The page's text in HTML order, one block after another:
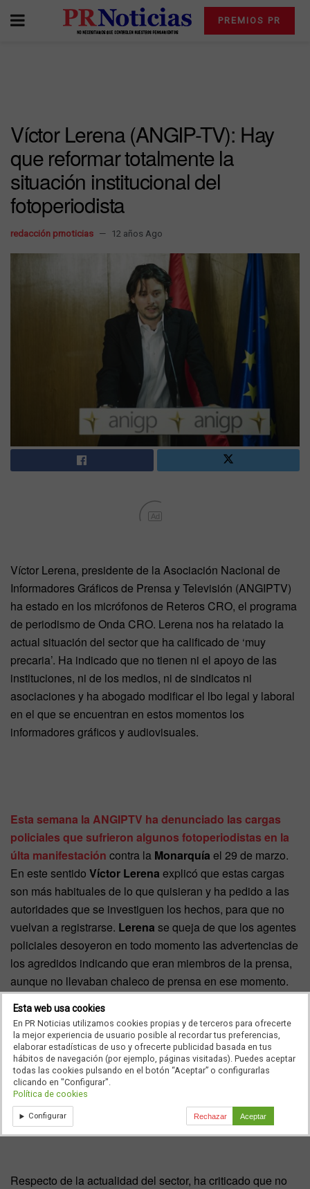
PREMIOS PR
Víctor Lerena (ANGIP-TV): Hay
que reformar totalmente la
situación institucional del
fotoperiodista
redacción prnoticias 12 años Ago
Ad
Víctor Lerena, presidente de la Asociación Nacional de
Informadores Gráficos de Prensa y Televisión (ANGIPTV)
ha estado en los micrófonos de Reteros CRO, el programa
de periodismo de Onda CRO. Lerena nos ha relatado la
actual situación del sector que ha calificado de ‘muy
precaria’. Ha indicado que no tienen ni el apoyo de las
instituciones, ni de los medios, ni de sindicatos ni
asociaciones y ha abogado modificar el lbo legal y laboral
en el que se encuentran en estos momentos los
informadores gráficos y audiovisuales.
Esta semana la ANGIPTV ha denunciado las cargas
policiales que sufrieron algunos fotoperiodistas en la
últa manifestación contra la Monarquía el 29 de marzo.
En este sentido Víctor Lerena explicó que estas cargas
son más habituales de lo que quisieran y ha pedido a las
autoridades que se investiguen los hechos, para que no
vuelvan a registrarse. Lerena se queja de que los agentes
policiales desoyeron en todo momento las advertencias de
los agredidos indicando que eran miembros de la prensa,
aunque no llevaban chaleco de prensa en ese momento.
Respecto de la actualidad del sector, ha criticado que no
Esta web usa cookies
En PR Noticias utilizamos cookies propias y de terceros para ofrecerte
la mejor experiencia de usuario posible al recordar tus preferencias,
elaborar estadísticas de uso y ofrecerte publicidad basada en tus
hábitos de navegación (por ejemplo, páginas visitadas). Puedes aceptar
todas las cookies pulsando en el botón “Aceptar” o configurarlas
clicando en "Configurar".
Política de cookies
Configurar Rechazar Aceptar